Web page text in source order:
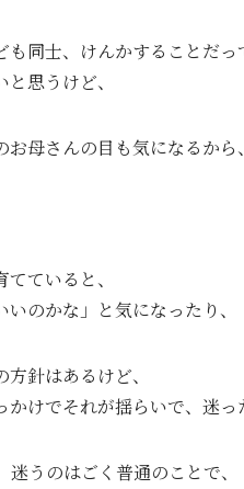
も同士、けんかすることだっ
思うけど、
お母さんの目も気になるから
ていると、
いのかな」と気になったり、
方針はあるけど、
かけでそれが揺らいで、迷っ
迷うのはごく普通のことで、